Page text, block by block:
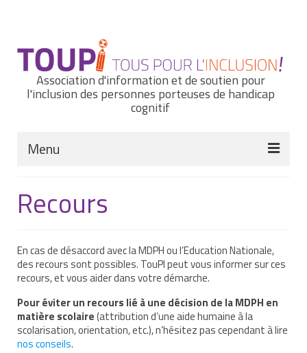
Association d'information et de soutien pour
l'inclusion des personnes porteuses de handicap
cognitif
Menu
Nous connaître
Notre histoire
Nos missions et nos valeurs
Notre équipe
Nous contacter
Recours
En cas de désaccord avec la MDPH ou l’Education Nationale,
des recours sont possibles. TouPI peut vous informer sur ces
recours, et vous aider dans votre démarche.
Pour éviter un recours lié à une décision de la MDPH en
matière scolaire(attribution d’une aide humaine à la
scolarisation, orientation, etc.), n’hésitez pas cependant à lire
nos conseils.